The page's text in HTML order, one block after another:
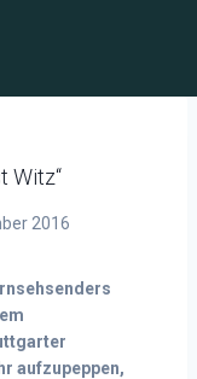
Witz“
2016
aufzupeppen,